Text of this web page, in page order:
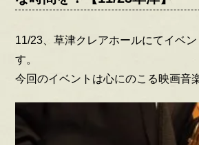
11/23、草津クレアホールにてイベ
す。
今回のイベントは心にのこる映画音